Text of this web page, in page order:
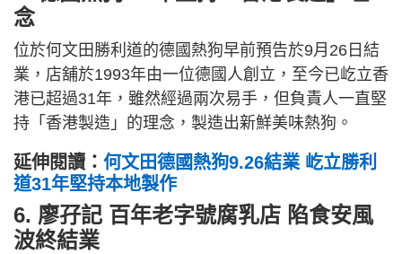
念
位於何文田勝利道的德國熱狗早前預告於9月26日結
業，店舖於1993年由一位德國人創立，至今已屹立香
港已超過31年，雖然經過兩次易手，但負責人一直堅
持「香港製造」的理念，製造出新鮮美味熱狗。
延伸閱讀： 何文田德國熱狗9.26結業 屹立勝利
道31年堅持本地製作
6. 廖孖記 百年老字號腐乳店 陷食安風
波終結業